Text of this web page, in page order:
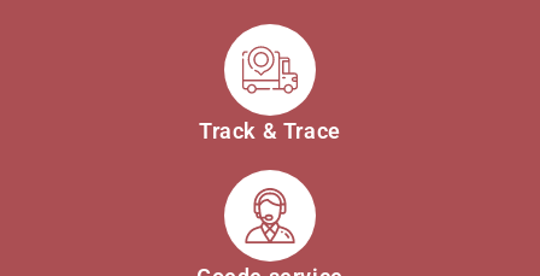
Track & Trace